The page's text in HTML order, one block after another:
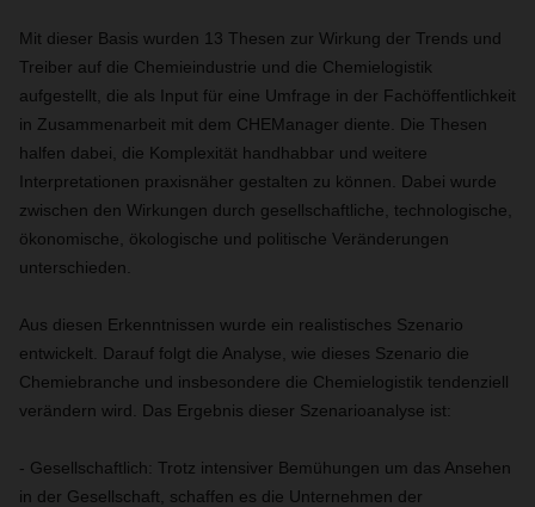
Mit dieser Basis wurden 13 Thesen zur Wirkung der Trends und
Treiber auf die Chemieindustrie und die Chemielogistik
aufgestellt, die als Input für eine Umfrage in der Fachöffentlichkeit
in Zusammenarbeit mit dem CHEManager diente. Die Thesen
halfen dabei, die Komplexität handhabbar und weitere
Interpretationen praxisnäher gestalten zu können. Dabei wurde
zwischen den Wirkungen durch gesellschaftliche, technologische,
ökonomische, ökologische und politische Veränderungen
unterschieden.
Aus diesen Erkenntnissen wurde ein realistisches Szenario
entwickelt. Darauf folgt die Analyse, wie dieses Szenario die
Chemiebranche und insbesondere die Chemielogistik tendenziell
verändern wird. Das Ergebnis dieser Szenarioanalyse ist:
- Gesellschaftlich: Trotz intensiver Bemühungen um das Ansehen
in der Gesellschaft, schaffen es die Unternehmen der